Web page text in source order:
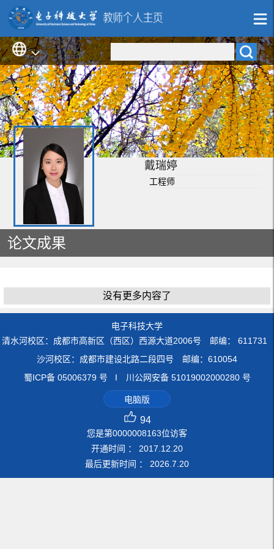
戴瑞婷
工程师
论文成果
没有更多内容了
电子科技大学
清水河校区：成都市高新区（西区）西源大道2006号 邮编： 611731
沙河校区：成都市建设北路二段四号 邮编：610054
蜀ICP备 05006379 号 I 川公网安备 51019002000280 号
电脑版
94
您是第0000008163位访客
开通时间 ： 2017 12 20
最后更新时间 ： 2026 7 20